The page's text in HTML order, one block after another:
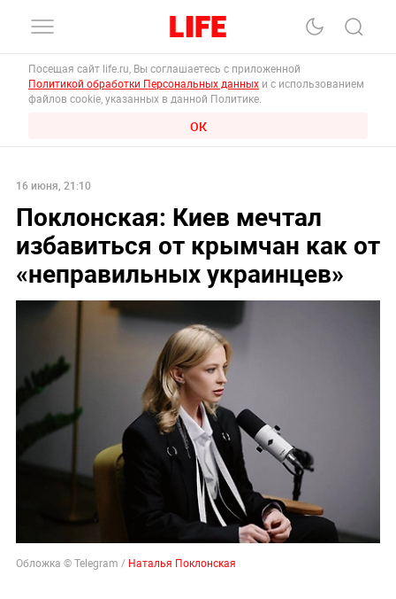
Посещая сайт life.ru, Вы соглашаетесь с приложенной
Политикой обработки Персональных данных и с использованием
файлов cookie, указанных в данной Политике.
ОК
16 июня, 21:10
Поклонская: Киев мечтал
избавиться от крымчан как от
«неправильных украинцев»
Обложка © Telegram / Наталья Поклонская